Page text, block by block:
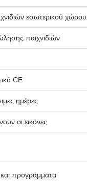
εσωτερικού χώρου
παιχνιδιών
CE
ημέρες
οι εικόνες
προγράμματα